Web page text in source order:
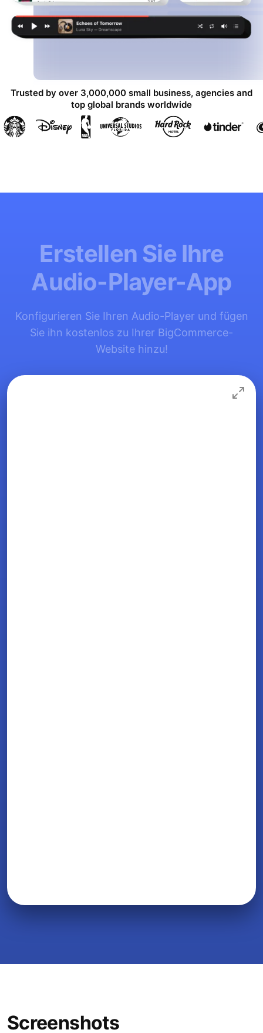
Trusted by over 3,000,000 small business, agencies and
top global brands worldwide
Erstellen Sie Ihre
Audio-Player-App
Konfigurieren Sie Ihren Audio-Player und fügen
Sie ihn kostenlos zu Ihrer BigCommerce-
Website hinzu!
Screenshots